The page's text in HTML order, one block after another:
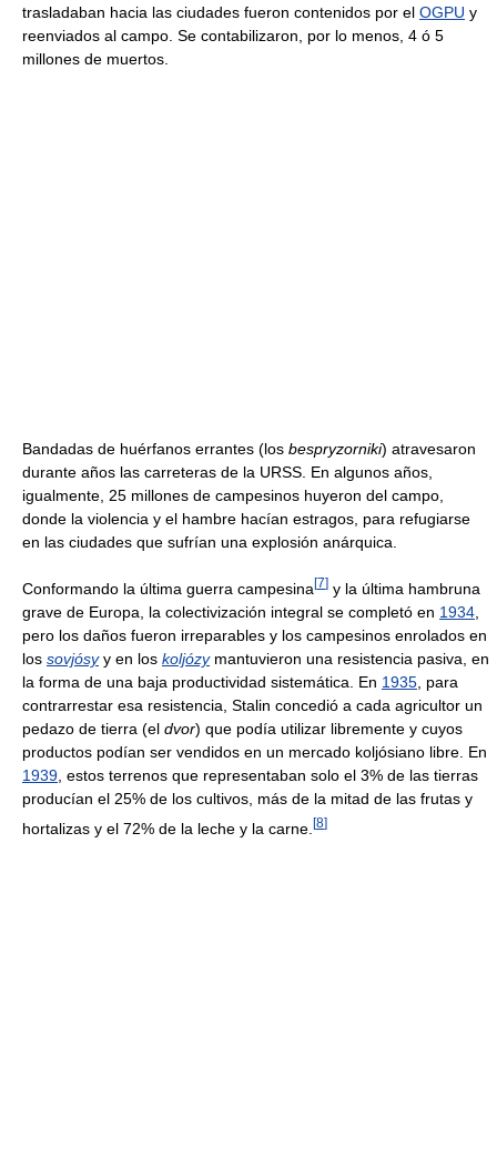
trasladaban hacia las ciudades fueron contenidos por el OGPU y
reenviados al campo. Se contabilizaron, por lo menos, 4 ó 5
millones de muertos.
Bandadas de huérfanos errantes (los bespryzorniki) atravesaron
durante años las carreteras de la URSS. En algunos años,
igualmente, 25 millones de campesinos huyeron del campo,
donde la violencia y el hambre hacían estragos, para refugiarse
en las ciudades que sufrían una explosión anárquica.
Conformando la última guerra campesina [7] y la última hambruna
grave de Europa, la colectivización integral se completó en 1934
pero los daños fueron irreparables y los campesinos enrolados en
los sovjósyy en los koljózymantuvieron una resistencia pasiva, en
la forma de una baja productividad sistemática. En 1935 , para
contrarrestar esa resistencia, Stalin concedió a cada agricultor un
pedazo de tierra (el dvor) que podía utilizar libremente y cuyos
productos podían ser vendidos en un mercado koljósiano libre. En
1939 , estos terrenos que representaban solo el 3% de las tierras
producían el 25% de los cultivos, más de la mitad de las frutas y
hortalizas y el 72% de la leche y la carne. [8]